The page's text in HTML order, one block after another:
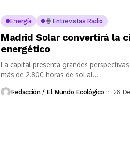
Energía Entrevistas Radio
Madrid Solar convertirá la
energético
La capital presenta grandes
más de 2.800 horas de sol al...
Redacción / El Mundo Ecológico 26